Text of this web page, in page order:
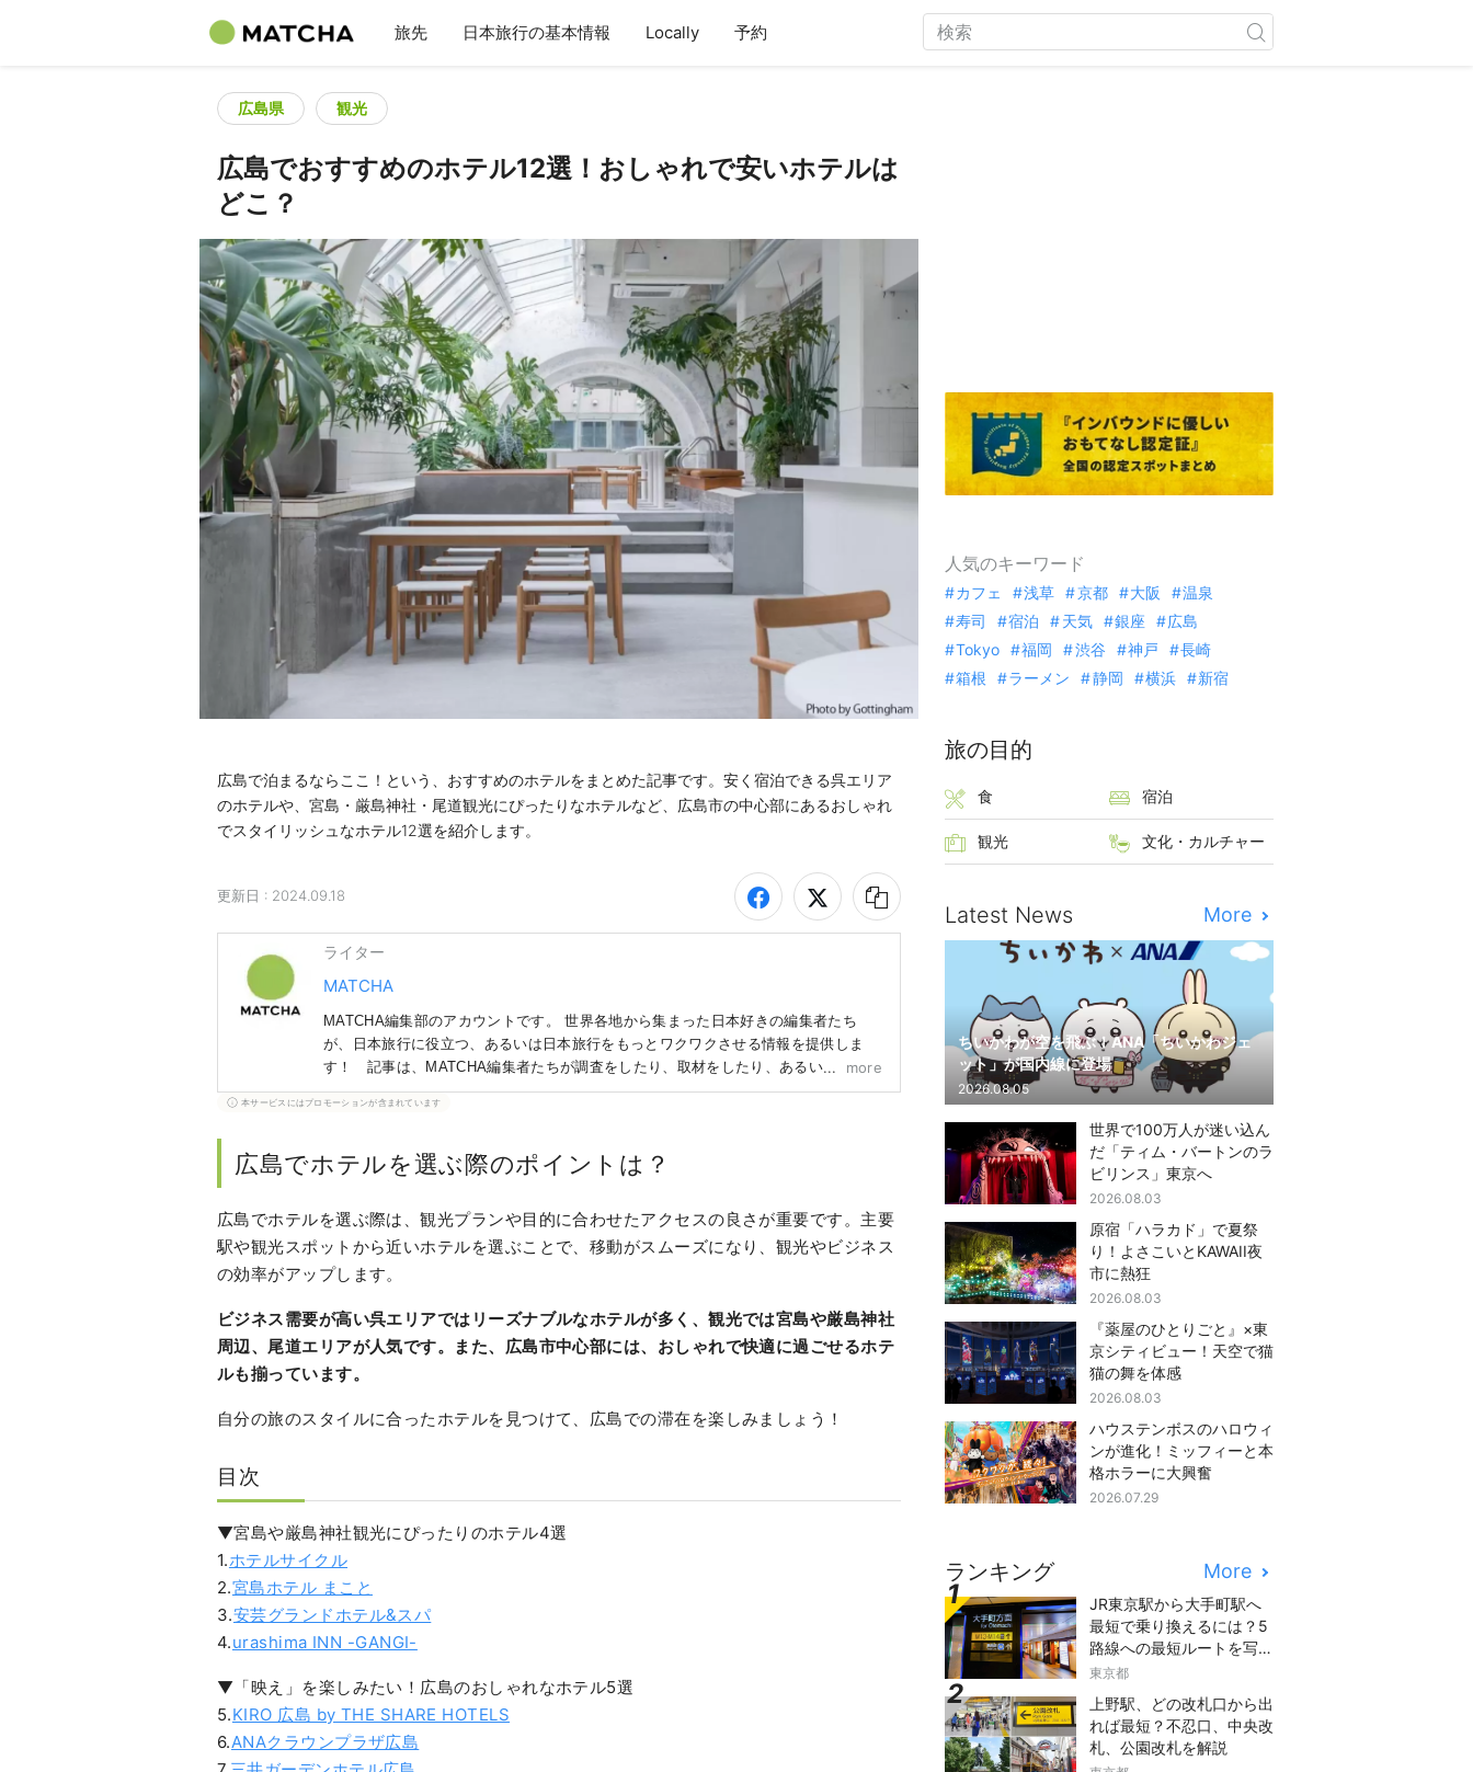
旅先 日本旅行の基本情報 Locally 予約
広島県 観光
広島でおすすめのホテル12選！おしゃれで安いホテルは
どこ？
広島で泊まるならここ！という、おすすめのホテルをまとめた記事です。安く宿泊できる呉エリア
のホテルや、宮島・厳島神社・尾道観光にぴったりなホテルなど、広島市の中心部にあるおしゃれ
でスタイリッシュなホテル12選を紹介します。
更新日 : 2024.09.18
ライター
MATCHA
MATCHA編集部のアカウントです。 世界各地から集まった日本好きの編集者たち
が、日本旅行に役立つ、あるいは日本旅行をもっとワクワクさせる情報を提供しま
す！ 記事は、MATCHA編集者たちが調査をしたり、取材をしたり、あるいは観光ス
ポットにご協力を得て集めた情報をもとに作成しています。
more
本サービスにはプロモーションが含まれています
広島でホテルを選ぶ際のポイントは？
広島でホテルを選ぶ際は、観光プランや目的に合わせたアクセスの良さが重要です。主要
駅や観光スポットから近いホテルを選ぶことで、移動がスムーズになり、観光やビジネス
の効率がアップします。
ビジネス需要が高い呉エリアではリーズナブルなホテルが多く、観光では宮島や厳島神社
周辺、尾道エリアが人気です。また、広島市中心部には、おしゃれで快適に過ごせるホテ
ルも揃っています。
自分の旅のスタイルに合ったホテルを見つけて、広島での滞在を楽しみましょう！
目次
▼宮島や厳島神社観光にぴったりのホテル4選
1.ホテルサイクル
2.宮島ホテル まこと
3.安芸グランドホテル&スパ
4.urashima INN -GANGI-
▼「映え」を楽しみたい！広島のおしゃれなホテル5選
5.KIRO 広島 by THE SHARE HOTELS
6.ANAクラウンプラザ広島
人気のキーワード
カフェ 浅草 京都 大阪
温泉
寿司
宿泊 天気 銀座
広島
Tokyo
福岡 渋谷 神戸
長崎
箱根
ラーメン 静岡 横浜 新宿
旅の目的
食 宿泊
観光 文化・カルチャー
Latest News More
ちいかわが空を飛ぶ！ANA「ちいかわジェ
ット」が国内線に登場
2026.08.05
世界で100万人が迷い込ん
だ「ティム・バートンのラ
ビリンス」東京へ
2026.08.03
原宿「ハラカド」で夏祭
り！よさこいとKAWAII夜
市に熱狂
2026.08.03
『薬屋のひとりごと』×東
京シティビュー！天空で猫
猫の舞を体感
2026.08.03
ハウステンボスのハロウィ
ンが進化！ミッフィーと本
格ホラーに大興奮
2026.07.29
ランキング More
JR東京駅から大手町駅へ
最短で乗り換えるには？5
路線への最短ルートを写真
つきでご紹介
東京都
上野駅、どの改札口から出
れば最短？不忍口、中央改
札、公園改札を解説